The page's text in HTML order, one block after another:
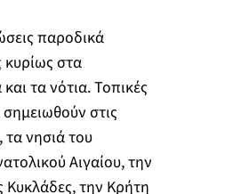
παροδικά
κυρίως στα
τα νότια. Τοπικές
στις
νησιά του
Αιγαίου, την
Κυκλάδες, την Κρήτη